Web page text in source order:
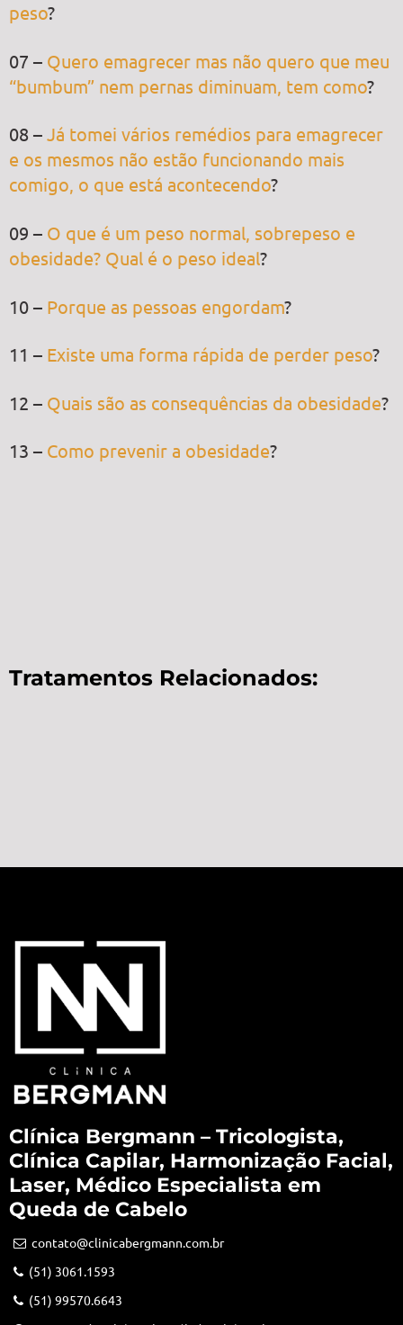
peso?
07 – Quero emagrecer mas não quero que meu
“bumbum” nem pernas diminuam, tem como?
08 – Já tomei vários remédios para emagrecer
e os mesmos não estão funcionando mais
comigo, o que está acontecendo?
09 – O que é um peso normal, sobrepeso e
obesidade? Qual é o peso ideal?
10 – Porque as pessoas engordam?
11 – Existe uma forma rápida de perder peso?
12 – Quais são as consequências da obesidade?
13 – Como prevenir a obesidade?
Tratamentos Relacionados:
Clínica Bergmann – Tricologista,
Clínica Capilar, Harmonização Facial,
Laser, Médico Especialista em
Queda de Cabelo
contato@clinicabergmann.com.br
(51) 3061.1593
(51) 99570.6643